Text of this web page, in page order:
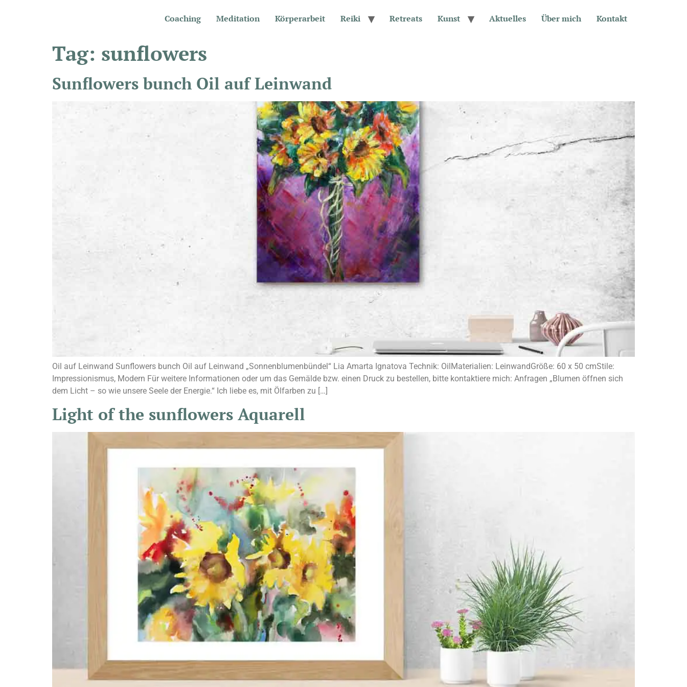
Coaching Meditation Körperarbeit Reiki Retreats Kunst Aktuelles Über mich Kontakt
Tag: sunflowers
Sunflowers bunch Oil auf Leinwand
Oil auf Leinwand Sunflowers bunch Oil auf Leinwand „Sonnenblumenbündel“ Lia Amarta Ignatova Technik: OilMaterialien: LeinwandGröße: 60 x 50 cmStile:
Impressionismus, Modern Für weitere Informationen oder um das Gemälde bzw. einen Druck zu bestellen, bitte kontaktiere mich: Anfragen „Blumen öffnen sich
dem Licht – so wie unsere Seele der Energie.“ Ich liebe es, mit Ölfarben zu […]
Light of the sunflowers Aquarell